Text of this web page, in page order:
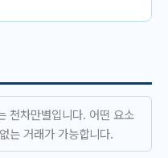
천차만별입니다. 어떤 요소
는 거래가 가능합니다.